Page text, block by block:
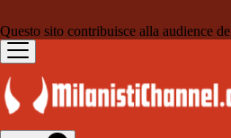
Questo sito contribuisce alla audience de